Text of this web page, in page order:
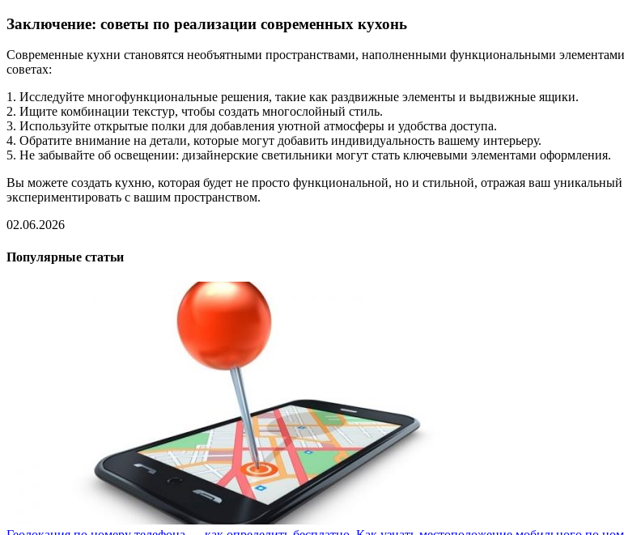
Заключение: советы по реализации современных кухонь
Современные кухни становятся необъятными пространствами, наполненными функциональными
советах:
1. Исследуйте многофункциональные решения, такие как раздвижные элементы и выдвижные ящики.
2. Ищите комбинации текстур, чтобы создать многослойный стиль.
3. Используйте открытые полки для добавления уютной атмосферы и удобства доступа.
4. Обратите внимание на детали, которые могут добавить индивидуальность вашему интерьеру.
5. Не забывайте об освещении: дизайнерские светильники могут стать ключевыми элементами оформления.
Вы можете создать кухню, которая будет не просто функциональной, но и стильной, отражая ваш
экспериментировать с вашим пространством.
02.06.2026
Популярные статьи